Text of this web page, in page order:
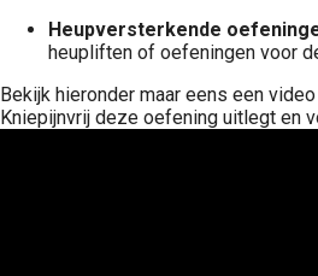
Heupversterkende
heupliften of oefeningen voor
Bekijk hieronder maar eens een
Kniepijnvrij deze oefening uitlegt en